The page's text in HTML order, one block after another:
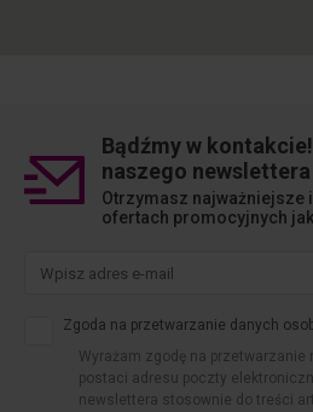
Bądźmy w
naszego newslettera
Otrzymasz
ofertach promocyjnych
Zgoda na przetwarzanie danych
Wyrażam zgodę na
postaci adresu poczty
newslettera stosownie do treści